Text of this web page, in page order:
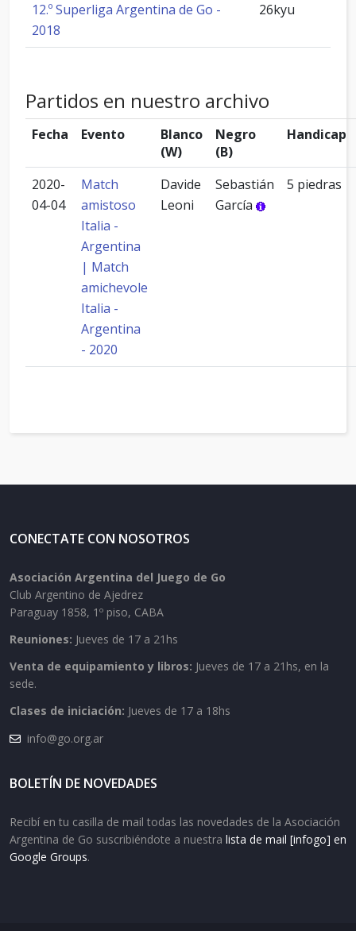
12.º Superliga Argentina de Go -
2018
26kyu
Partidos en nuestro archivo
Fecha Evento
Blanco
(W)
Negro
(B)
Handicap
2020-
04-04
Match
amistoso
Italia -
Argentina
| Match
amichevole
Italia -
Argentina
- 2020
Davide
Leoni
Sebastián
García
5 piedras
CONECTATE CON NOSOTROS
Asociación Argentina del Juego de Go
Club Argentino de Ajedrez
Paraguay 1858, 1º piso, CABA
Reuniones: Jueves de 17 a 21hs
Venta de equipamiento y libros: Jueves de 17 a 21hs, en la
sede.
Clases de iniciación: Jueves de 17 a 18hs
info@go.org.ar
BOLETÍN DE NOVEDADES
Recibí en tu casilla de mail todas las novedades de la Asociación
Argentina de Go suscribiéndote a nuestra lista de mail [infogo] en
Google Groups.